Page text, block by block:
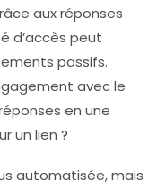
aux réponses
d’accès peut
passifs.
avec le
en une
un lien ?
automatisée, mais